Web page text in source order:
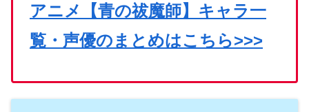
アニメ【青の祓魔師】キャラ一
覧・声優のまとめはこちら>>>